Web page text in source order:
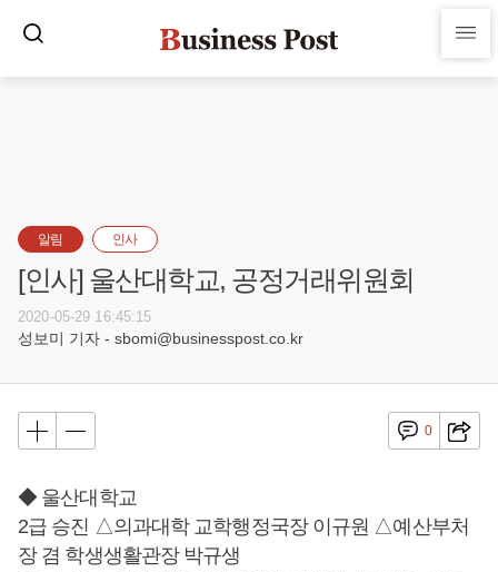
알림 인사
[인사] 울산대학교, 공정거래위원회
2020-05-29 16:45:15
성보미 기자 - sbomi@businesspost.co.kr
0
◆ 울산대학교
2급 승진 △의과대학 교학행정국장 이규원 △예산부처
장 겸 학생생활관장 박규생